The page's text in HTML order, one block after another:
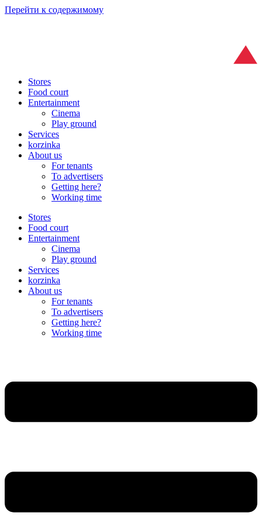
Перейти к содержимому
Stores
Food court
Entertainment
Cinema
Play ground
Services
korzinka
About us
For tenants
To advertisers
Getting here?
Working time
Stores
Food court
Entertainment
Cinema
Play ground
Services
korzinka
About us
For tenants
To advertisers
Getting here?
Working time